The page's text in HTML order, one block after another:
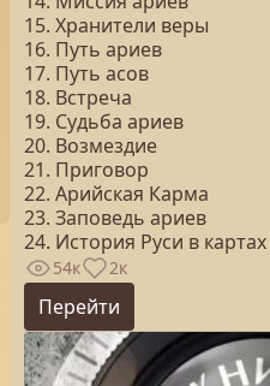
15. Хранители веры
16. Путь ариев
17. Путь асов
18. Встреча
19. Судьба ариев
20. Возмездие
21. Приговор
22. Арийская Карма
23. Заповедь ариев
24. История Руси в картах
54к 2к
Перейти